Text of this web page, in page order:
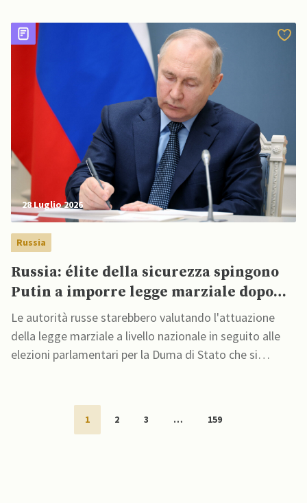
28 Luglio 2026
Russia
Russia: élite della sicurezza spingono
Putin a imporre legge marziale dopo
elezioni Duma, affermano fonti
Le autorità russe starebbero valutando l'attuazione
della legge marziale a livello nazionale in seguito alle
elezioni parlamentari per la Duma di Stato che si
1 2 3 … 159